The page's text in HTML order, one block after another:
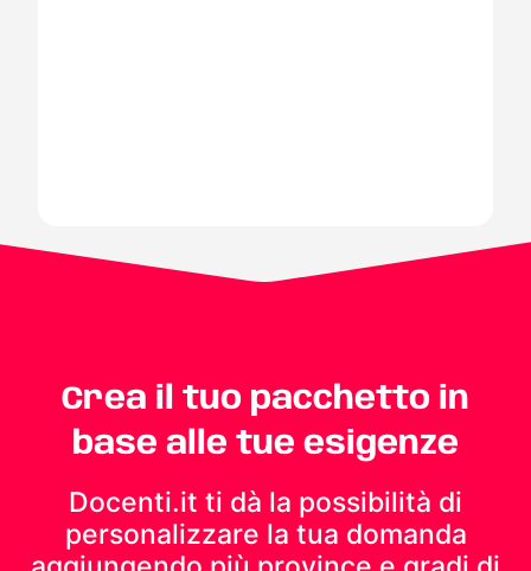
Crea il tuo pacchetto in
base alle tue esigenze
Docenti.it ti dà la possibilità di
personalizzare la tua domanda